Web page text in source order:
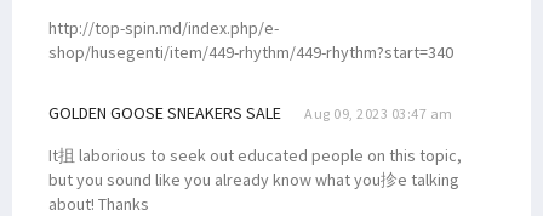
http://top-spin.md/index.php/e-
shop/husegenti/item/449-rhythm/449-rhythm?start=340
GOLDEN GOOSE SNEAKERS SALE Aug 09, 2023 03:47 am
It抯 laborious to seek out educated people on this topic,
but you sound like you already know what you抮e talking
about! Thanks